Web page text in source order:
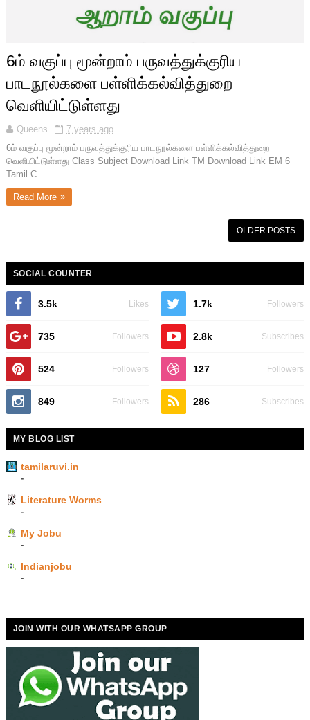
6ம் வகுப்பு மூன்றாம் பருவத்துக்குரிய
பாடநூல்களை பள்ளிக்கல்வித்துறை
வெளியிட்டுள்ளது
Queens
7 years ago
6ம் வகுப்பு மூன்றாம் பருவத்துக்குரிய பாடநூல்களை பள்ளிக்கல்வித்துறை
வெளியிட்டுள்ளது Class Subject Download Link TM Download Link EM 6
Tamil C...
Read More
OLDER POSTS
SOCIAL COUNTER
3.5k Likes 1.7k Followers
735 Followers 2.8k Subscribes
524 Followers 127 Followers
849 Followers 286 Subscribes
MY BLOG LIST
tamilaruvi.in
-
Literature Worms
-
My Jobu
-
Indianjobu
-
JOIN WITH OUR WHATSAPP GROUP